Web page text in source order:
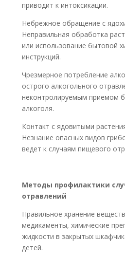
приводит к интоксикации.
Небрежное обращение с
Неправильная обработка
или использование бытовой
инструкций.
Чрезмерное потребление
острого алкогольного
неконтролируемым приемом
алкоголя.
Контакт с ядовитыми
Незнание опасных видов
ведет к случаям пищевого
Методы профилактики
отравлений
Правильное хранение
медикаменты, химические
жидкости в закрытых
детей.